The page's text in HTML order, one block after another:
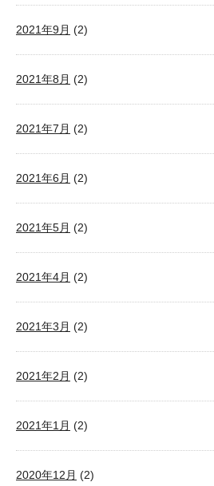
2021年9月 (2)
2021年8月 (2)
2021年7月 (2)
2021年6月 (2)
2021年5月 (2)
2021年4月 (2)
2021年3月 (2)
2021年2月 (2)
2021年1月 (2)
2020年12月 (2)